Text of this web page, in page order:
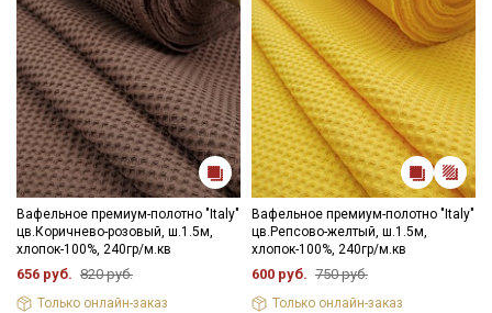
Вафельное премиум-полотно "Italy"
цв.Коричнево-розовый, ш.1.5м,
хлопок-100%, 240гр/м.кв
656 руб. 820 руб.
Только онлайн-заказ
Вафельное премиум-полотно "Italy"
цв.Репсово-желтый, ш.1.5м,
хлопок-100%, 240гр/м.кв
600 руб. 750 руб.
Только онлайн-заказ
Секретная рассылка от Купава
Мы публикуем здесь дополнительные
промокоды и скидки до 30% на узкие
категории тканей
Электронная почта
Подписаться